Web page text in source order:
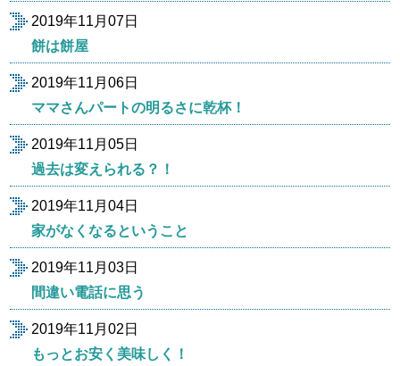
2019年11月07日
餅は餅屋
2019年11月06日
ママさんパートの明るさに乾杯！
2019年11月05日
過去は変えられる？！
2019年11月04日
家がなくなるということ
2019年11月03日
間違い電話に思う
2019年11月02日
もっとお安く美味しく！